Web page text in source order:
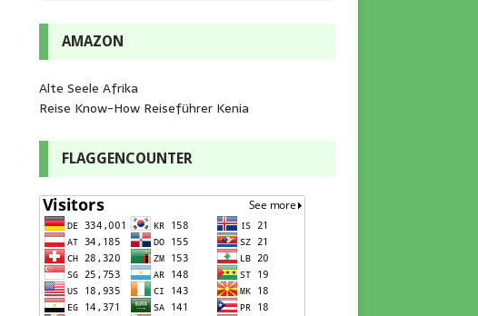
AMAZON
Alte Seele Afrika
Reise Know-How Reiseführer Kenia
FLAGGENCOUNTER